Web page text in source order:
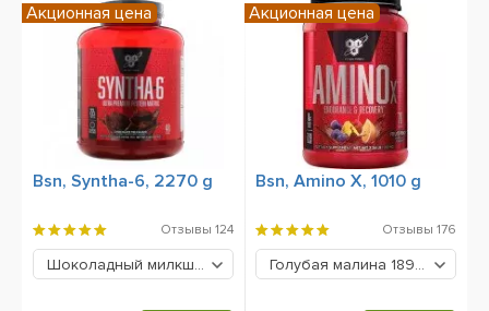
Bsn, Syntha-6, 2270 g
Отзывы 124
Шоколадный милкшейк 3459 грн
Акционная цена
Bsn, Amino X, 1010 g
Отзывы 176
Голубая малина 1899 грн
Акционная цена